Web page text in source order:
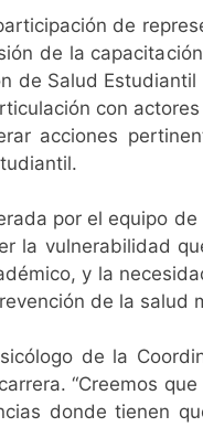
de
de la
de Salud
con
acciones
por el equipo
la vulnerabilidad
y la
de la salud
de la
“Creemos
donde tienen